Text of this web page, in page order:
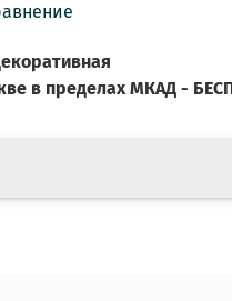
в пределах МКАД -